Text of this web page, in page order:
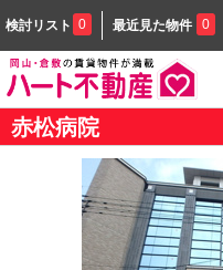
検討リスト 0 最近見た物件 0
赤松病院